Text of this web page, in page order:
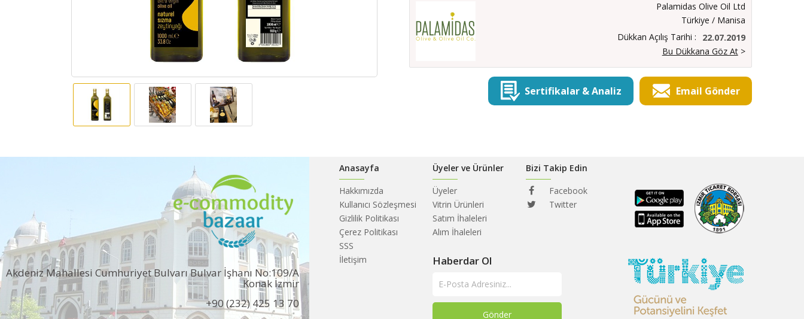
Palamidas Olive Oil Ltd
Türkiye / Manisa
Dükkan Açılış Tarihi :
22.07.2019
Bu Dükkana Göz At>
Email Gönder
Sertifikalar & Analiz
Akdeniz Mahallesi Cumhuriyet Bulvarı Bulvar İşhanı No:109/A
Konak İzmir
+90 (232) 425 13 70
Anasayfa
Hakkımızda
Kullanıcı Sözleşmesi
Gizlilik Politikası
Çerez Politikası
SSS
İletişim
Üyeler ve Ürünler
Üyeler
Vitrin Ürünleri
Satım İhaleleri
Alım İhaleleri
Bizi Takip Edin
Facebook
Twitter
Haberdar Ol